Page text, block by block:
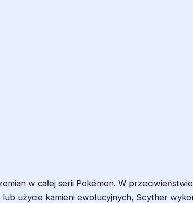
w całej serii Pokémon. W
użycie kamieni ewolucyjnych, Scyther